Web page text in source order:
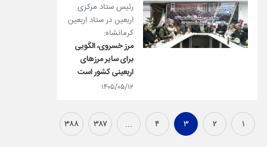
رئیس ستاد مرکزی
اربعین در ستاد اربعین
کرمانشاه:
مرز خسروی، الگویی
برای سایر مرزهای
اربعینی کشور است
۱۴۰۵/۰۵/۱۲
۱ ۲ ۳ ۴ ... ۳۸۷ ۳۸۸